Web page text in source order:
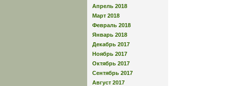
Апрель 2018
Март 2018
Февраль 2018
Январь 2018
Декабрь 2017
Ноябрь 2017
Октябрь 2017
Сентябрь 2017
Август 2017